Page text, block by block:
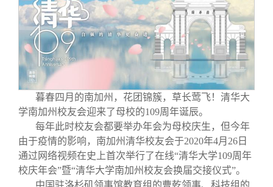
院系校友工作
专业委员会
兴趣群体
西南联大校友会
捐赠新闻
捐赠纪事
捐赠方法
义工计划
《清华校友通讯》
《水木清华》
我要订阅
新媒体平台
百年清华
清华人物
清华故事
青春风采
校友文苑
校友服务
终身学习
信息化服务
三创大赛
校友总会
总会简介
会长致辞
关闭
暮春四月的南加州，花团锦簇，草长莺飞！清华大
学南加州校友会迎来了母校的109周年诞辰。
每年此时校友会都要举办年会为母校庆生，但今年
由于疫情的影响，南加州清华校友会于2020年4月26日
通过网络视频在史上首次举行了在线“清华大学109周年
校庆年会”暨“清华大学南加州校友会换届交接仪式”。